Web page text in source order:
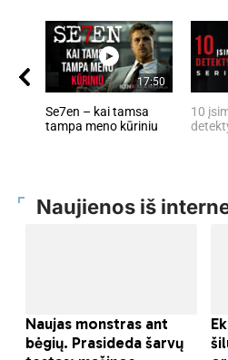
17:50
Se7en – kai tamsa
tampa meno kūriniu
10
Naujienos iš